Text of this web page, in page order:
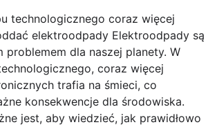
technologicznego coraz więcej
elektroodpady Elektroodpady są
problemem dla naszej planety. W
coraz więcej
trafia na śmieci, co
konsekwencje dla środowiska.
jest, aby wiedzieć, jak prawidłowo